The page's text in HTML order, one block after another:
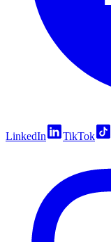
LinkedIn TikTok